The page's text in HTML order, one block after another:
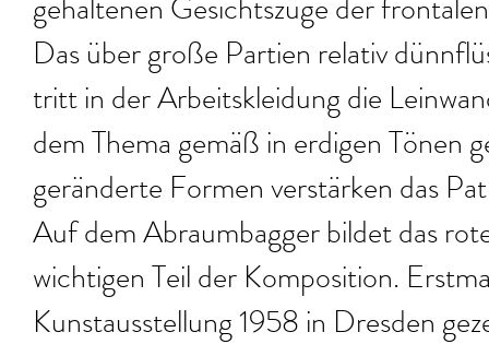
gehaltenen Gesichtszüge der
Das über große Partien relativ
tritt in der Arbeitskleidung die
dem Thema gemäß in erdigen Tönen
geränderte Formen verstärken das
Auf dem Abraumbagger bildet das
wichtigen Teil der Komposition.
Kunstausstellung 1958 in Dresden